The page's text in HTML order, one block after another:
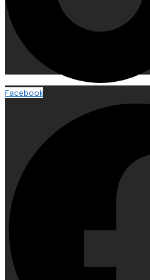
Facebook